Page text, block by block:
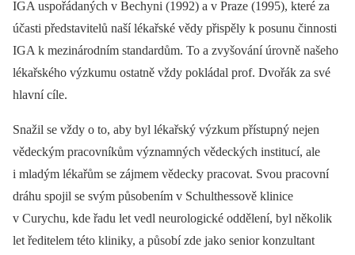
IGA uspořádaných v Bechyni (1992) a v Praze (1995), které za
účasti představitelů naší lékařské vědy přispěly k posunu činnosti
IGA k mezinárodním standardům. To a zvyšování úrovně našeho
lékařského výzkumu ostatně vždy pokládal prof. Dvořák za své
hlavní cíle.
Snažil se vždy o to, aby byl lékařský výzkum přístupný nejen
vědeckým pracovníkům významných vědeckých institucí, ale
i mladým lékařům se zájmem vědecky pracovat. Svou pracovní
dráhu spojil se svým působením v Schulthessově klinice
v Curychu, kde řadu let vedl neurologické oddělení, byl několik
let ředitelem této kliniky, a působí zde jako senior konzultant